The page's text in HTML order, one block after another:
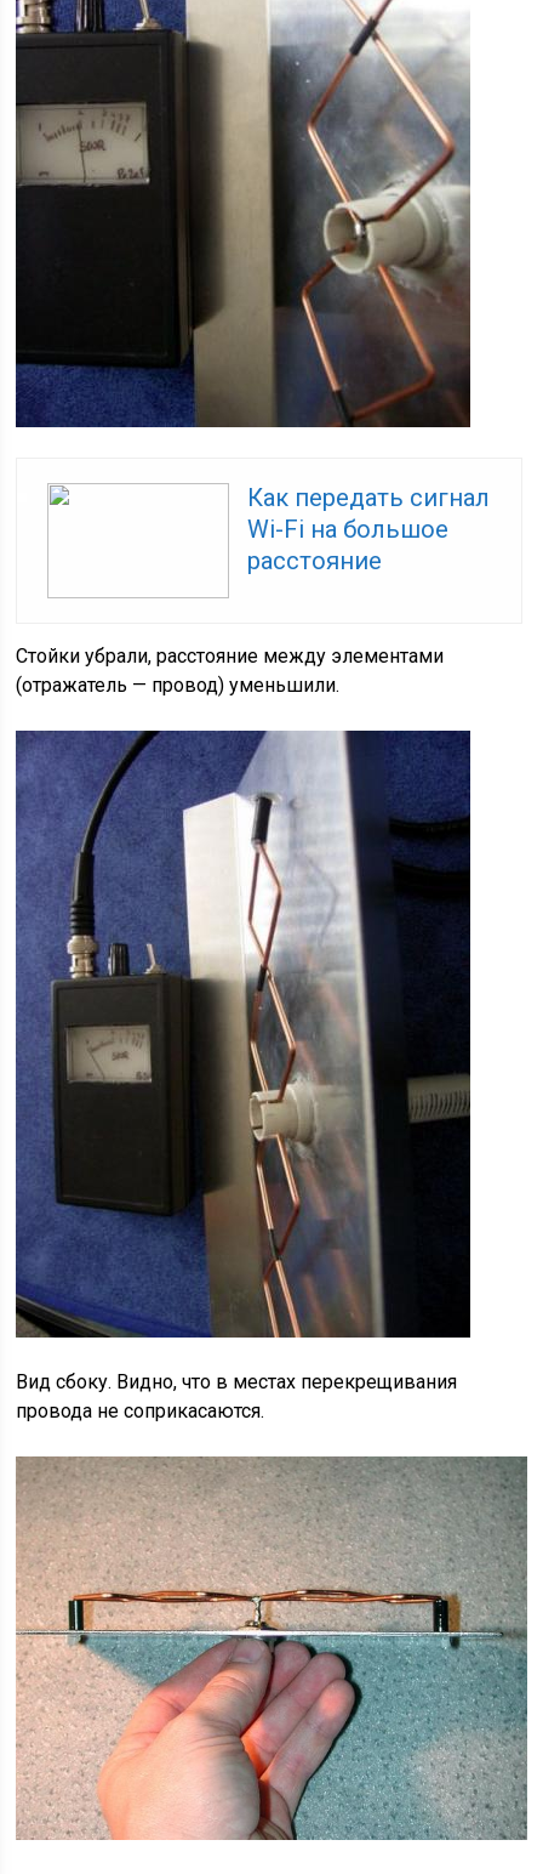
Как передать сигнал
Wi-Fi на большое
расстояние
Стойки убрали, расстояние между элементами
(отражатель — провод) уменьшили.
Вид сбоку. Видно, что в местах перекрещивания
провода не соприкасаются.